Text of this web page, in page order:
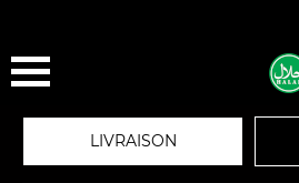
LIVRAISON